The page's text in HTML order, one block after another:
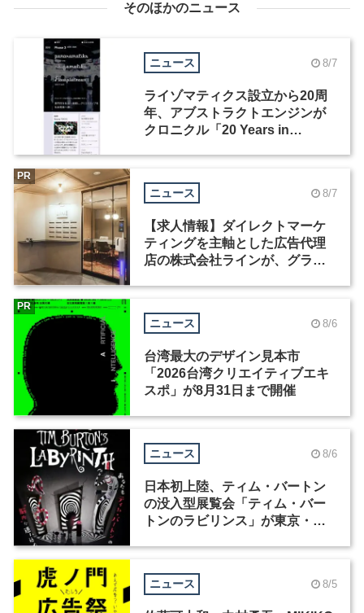
そのほかのニュース
ニュース 8/7
ライゾマティクス設立から20周
年、アブストラクトエンジンが
クロニクル「20 Years in
ニュース 8/7
【求人情報】ダイレクトマーケ
ティングを主軸とした広告代理
店の株式会社ラインが、グラフ
PR
ニュース 8/6
台湾最大のデザイン見本市
「2026台湾クリエイティブエキ
スポ」が8月31日まで開催
PR
ニュース 8/6
日本初上陸、ティム・バートン
の没入型展覧会「ティム・バー
トンのラビリンス」が東京・豊
ニュース 8/5